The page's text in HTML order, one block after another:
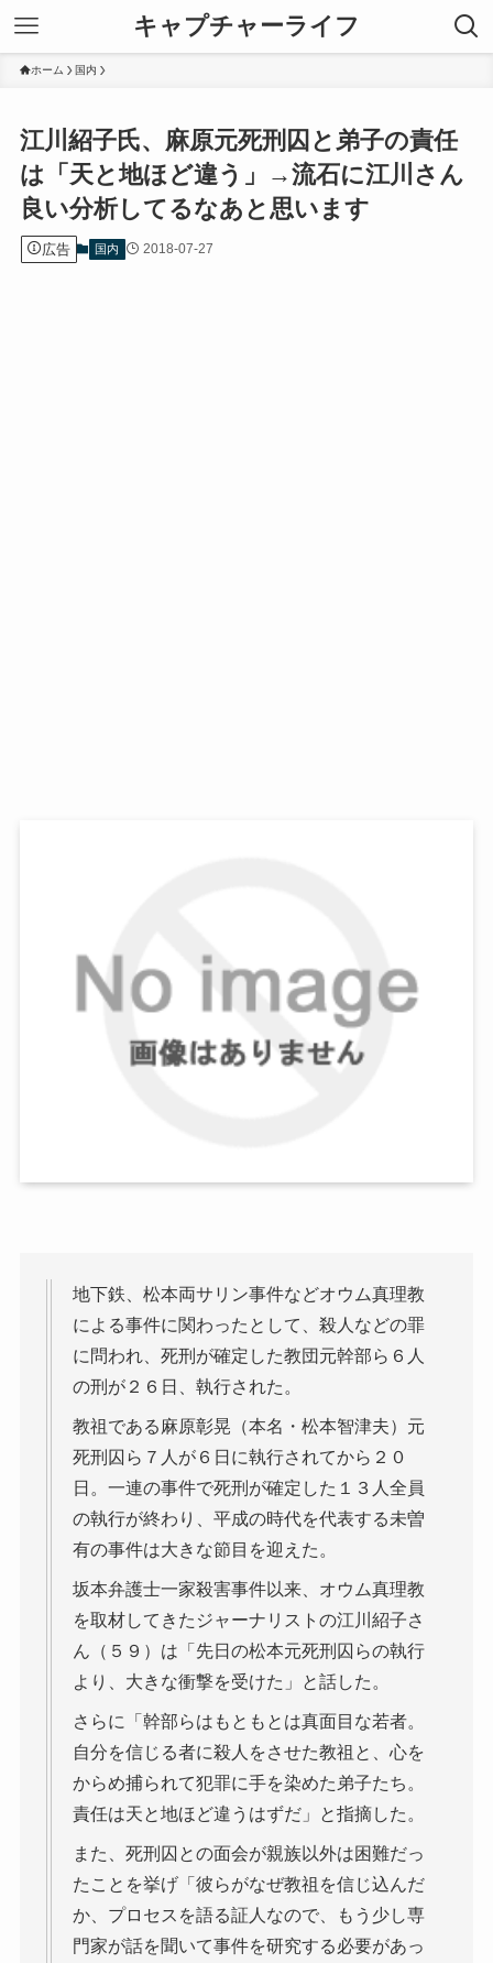
キャプチャーライフ
ホーム 国内
江川紹子氏、麻原元死刑囚と弟子の責任
は「天と地ほど違う」→流石に江川さん
良い分析してるなあと思います
広告 国内 2018-07-27
地下鉄、松本両サリン事件などオウム真理教
による事件に関わったとして、殺人などの罪
に問われ、死刑が確定した教団元幹部ら６人
の刑が２６日、執行された。
教祖である麻原彰晃（本名・松本智津夫）元
死刑囚ら７人が６日に執行されてから２０
日。一連の事件で死刑が確定した１３人全員
の執行が終わり、平成の時代を代表する未曽
有の事件は大きな節目を迎えた。
坂本弁護士一家殺害事件以来、オウム真理教
を取材してきたジャーナリストの江川紹子さ
ん（５９）は「先日の松本元死刑囚らの執行
より、大きな衝撃を受けた」と話した。
さらに「幹部らはもともとは真面目な若者。
自分を信じる者に殺人をさせた教祖と、心を
からめ捕られて犯罪に手を染めた弟子たち。
責任は天と地ほど違うはずだ」と指摘した。
また、死刑囚との面会が親族以外は困難だっ
たことを挙げ「彼らがなぜ教祖を信じ込んだ
か、プロセスを語る証人なので、もう少し専
門家が話を聞いて事件を研究する必要があっ